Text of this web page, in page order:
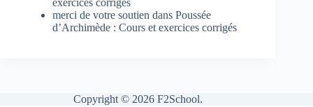
merci de votre soutien dans Poussée
d’Archimède : Cours et exercices corrigés
Copyright © 2026 F2School.